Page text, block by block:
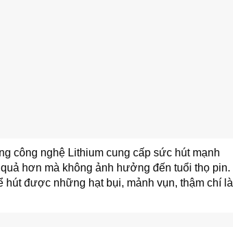
công nghệ Lithium cung cấp sức hút mạnh
hơn mà không ảnh hưởng đến tuổi thọ pin.
được những hạt bụi, mảnh vụn, thậm chí là